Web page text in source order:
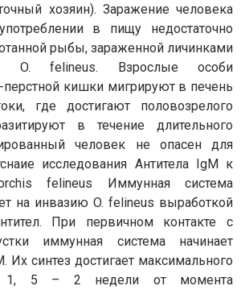
хозяин). Заражение человека
в пищу недостаточно
рыбы, зараженной личинками
O. felineus. Взрослые особи
перстной кишки мигрируют в печень
где достигают половозрелого
в течение длительного
человек не опасен для
исследования Антитела IgМ к
felineus Иммунная система
на инвазию O. felineus выработкой
При первичном контакте с
иммунная система начинает
Их синтез достигает максимального
1, 5 – 2 недели от момента